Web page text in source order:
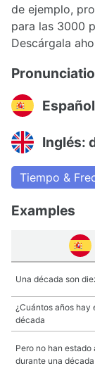
de ejemplo,
para las 3000
Descárgala
Inglés:
Tiempo &
Examples
Una década son
¿Cuántos años hay
década
Pero no han estado
durante una